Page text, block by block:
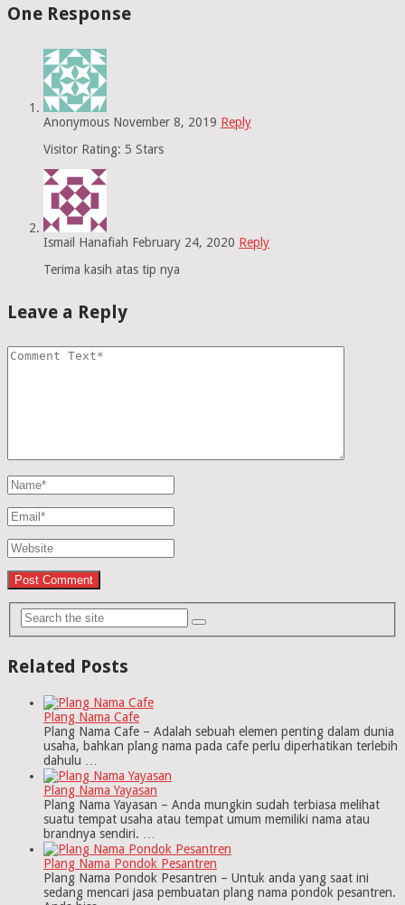
One Response
Anonymous November 8, 2019 Reply
Visitor Rating: 5 Stars
Ismail Hanafiah February 24, 2020 Reply
Terima kasih atas tip nya
Leave a Reply
Related Posts
Plang Nama Cafe
Plang Nama Cafe – Adalah sebuah elemen penting dalam dunia
usaha, bahkan plang nama pada cafe perlu diperhatikan terlebih
dahulu …
Plang Nama Yayasan
Plang Nama Yayasan – Anda mungkin sudah terbiasa melihat
suatu tempat usaha atau tempat umum memiliki nama atau
brandnya sendiri. …
Plang Nama Pondok Pesantren
Plang Nama Pondok Pesantren – Untuk anda yang saat ini
sedang mencari jasa pembuatan plang nama pondok pesantren.